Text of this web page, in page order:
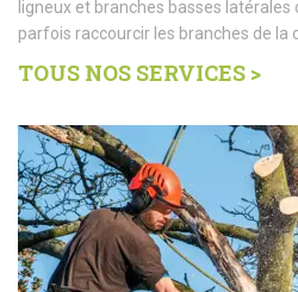
ligneux et branches basses latérales
parfois raccourcir les branches de la
TOUS NOS SERVICES >